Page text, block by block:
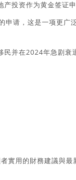
投资作为黄金签证申
请，这是一项更广
并在2024年急剧衰
實用的財務建議與最